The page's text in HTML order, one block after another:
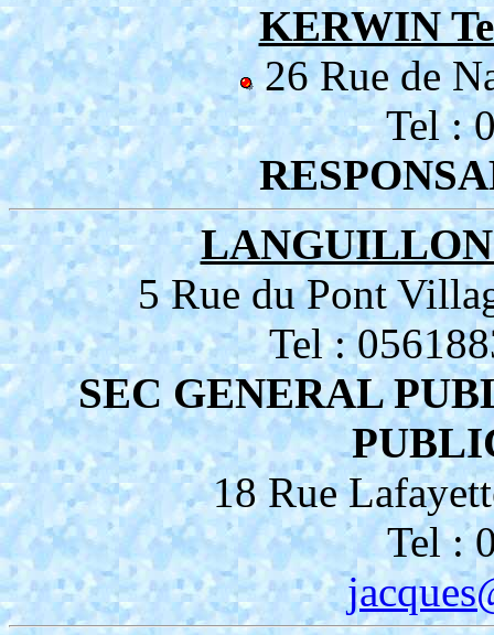
KERWIN
26 Rue de
Tel :
LANGUILLON
5 Rue du Pont
Tel :
SEC GENERAL
18 Rue
Tel :